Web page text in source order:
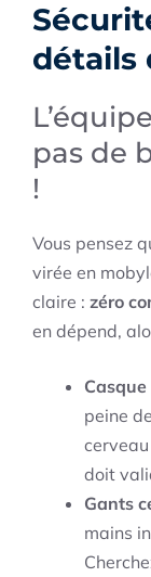
détails
pas de
!
Vous pensez
virée en
claire : zéro
en dépend,
peine
doit
Gants
mains